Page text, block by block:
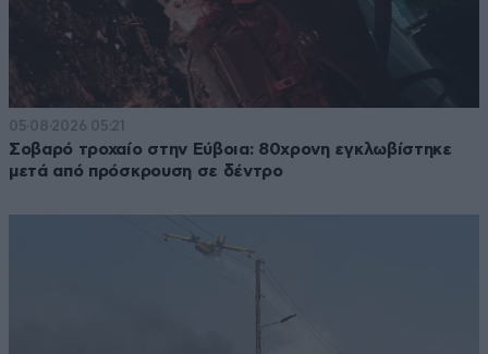
05·08·2026 05:21
Σοβαρό τροχαίο στην Εύβοια: 80χρονη εγκλωβίστηκε
μετά από πρόσκρουση σε δέντρο